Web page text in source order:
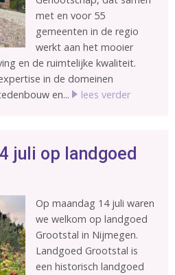
met en voor 55
gemeenten in de regio
werkt aan het mooier
en de ruimtelijke kwaliteit.
in de domeinen
en...
lees verder
juli op landgoed
Op maandag 14 juli waren
we welkom op landgoed
Grootstal in Nijmegen.
Landgoed Grootstal is
een historisch landgoed